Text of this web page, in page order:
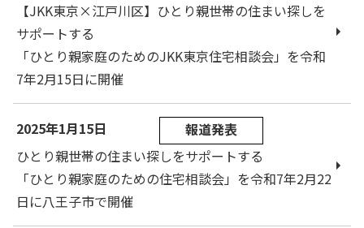
【JKK東京×江戸川区】ひとり親世帯の住まい探しを
サポートする
「ひとり親家庭のためのJKK東京住宅相談会」を令和
7年2月15日に開催
2025年1月15日
報道発表
ひとり親世帯の住まい探しをサポートする
「ひとり親家庭のための住宅相談会」を令和7年2月22
日に八王子市で開催